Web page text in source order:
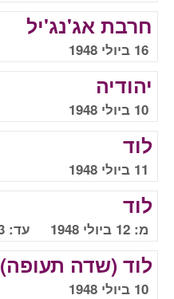
חרבת אג'נג'יל
16 ביולי 1948
יהודיה
10 ביולי 1948
לוד
11 ביולי 1948
לוד
מ: 12 ביולי 1948 עד: 13 ביולי 1948
לוד (שדה תעופה)
10 ביולי 1948